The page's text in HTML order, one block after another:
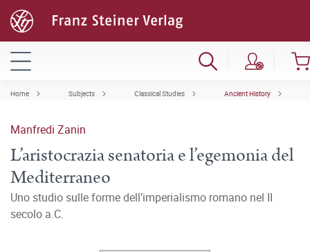
Home Subjects Classical Studies Ancient History
Manfredi Zanin
L’aristocrazia senatoria e l’egemonia del
Mediterraneo
Uno studio sulle forme dell’imperialismo romano nel II
secolo a.C.